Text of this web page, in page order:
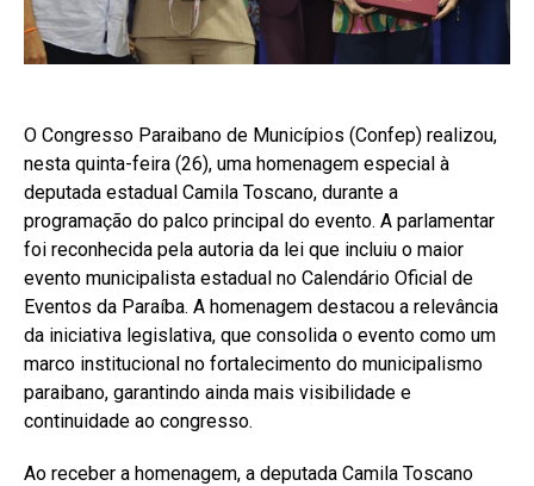
O Congresso Paraibano de Municípios (Confep) realizou,
nesta quinta-feira (26), uma homenagem especial à
deputada estadual Camila Toscano, durante a
programação do palco principal do evento. A parlamentar
foi reconhecida pela autoria da lei que incluiu o maior
evento municipalista estadual no Calendário Oficial de
Eventos da Paraíba. A homenagem destacou a relevância
da iniciativa legislativa, que consolida o evento como um
marco institucional no fortalecimento do municipalismo
paraibano, garantindo ainda mais visibilidade e
continuidade ao congresso.
Ao receber a homenagem, a deputada Camila Toscano